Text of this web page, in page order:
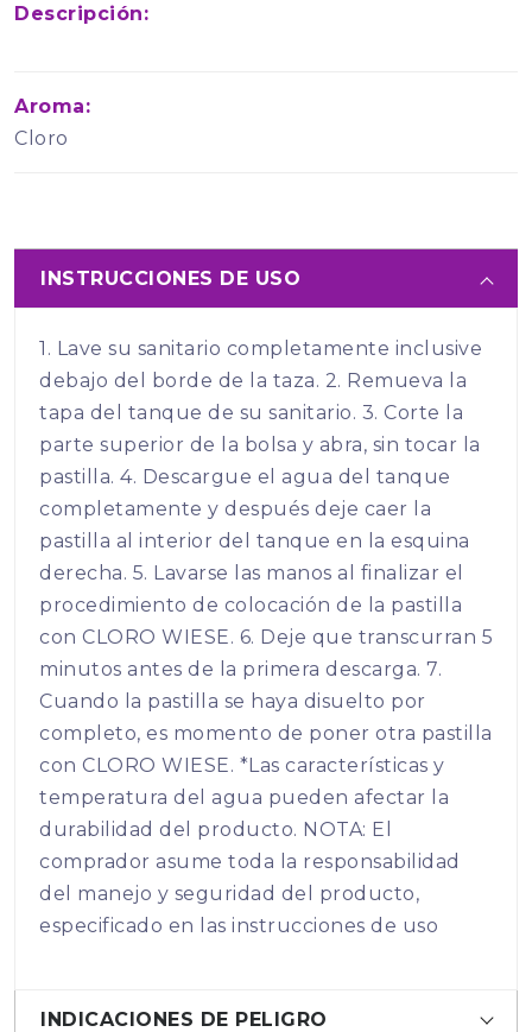
Descripción:
Aroma:
Cloro
INSTRUCCIONES DE USO
1. Lave su sanitario completamente inclusive
debajo del borde de la taza. 2. Remueva la
tapa del tanque de su sanitario. 3. Corte la
parte superior de la bolsa y abra, sin tocar la
pastilla. 4. Descargue el agua del tanque
completamente y después deje caer la
pastilla al interior del tanque en la esquina
derecha. 5. Lavarse las manos al finalizar el
procedimiento de colocación de la pastilla
con CLORO WIESE. 6. Deje que transcurran 5
minutos antes de la primera descarga. 7.
Cuando la pastilla se haya disuelto por
completo, es momento de poner otra pastilla
con CLORO WIESE. *Las características y
temperatura del agua pueden afectar la
durabilidad del producto. NOTA: El
comprador asume toda la responsabilidad
del manejo y seguridad del producto,
especificado en las instrucciones de uso
INDICACIONES DE PELIGRO